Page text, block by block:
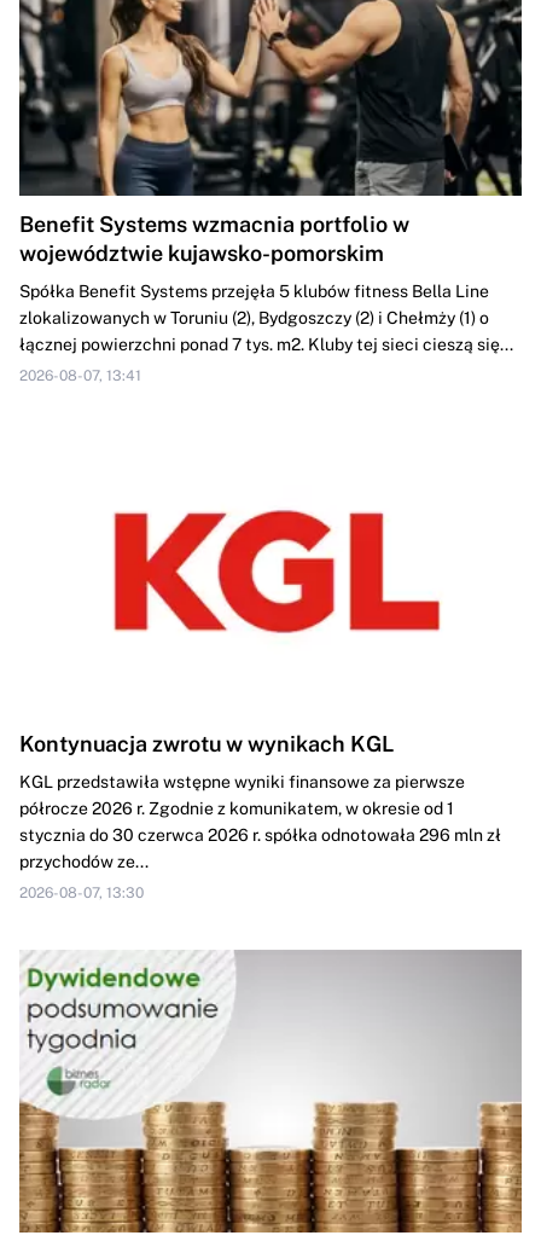
Benefit Systems wzmacnia portfolio w
województwie kujawsko-pomorskim
Spółka Benefit Systems przejęła 5 klubów fitness Bella Line
zlokalizowanych w Toruniu (2), Bydgoszczy (2) i Chełmży (1) o
łącznej powierzchni ponad 7 tys. m2. Kluby tej sieci cieszą się...
2026-08-07, 13:41
Kontynuacja zwrotu w wynikach KGL
KGL przedstawiła wstępne wyniki finansowe za pierwsze
półrocze 2026 r. Zgodnie z komunikatem, w okresie od 1
stycznia do 30 czerwca 2026 r. spółka odnotowała 296 mln zł
przychodów ze...
2026-08-07, 13:30